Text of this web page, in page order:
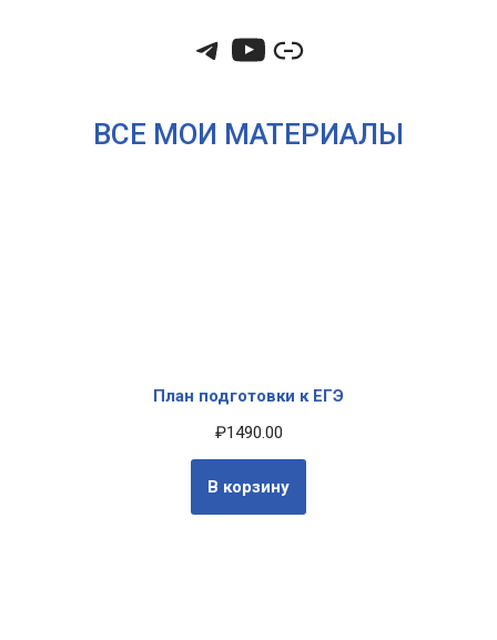
ВСЕ МОИ МАТЕРИАЛЫ
План подготовки к ЕГЭ
₽1490.00
В корзину